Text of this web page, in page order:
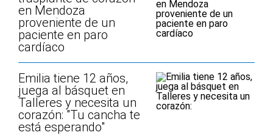
en Mendoza
proveniente de un
paciente en paro
cardíaco
Emilia tiene 12 años,
juega al básquet en
Talleres y necesita un
corazón: "Tu cancha te
está esperando"